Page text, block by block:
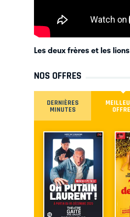
Les deux frères et les
NOS OFFRES
DERNIÈRES
MINUTES